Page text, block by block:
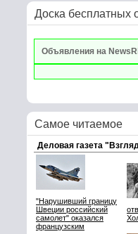
Доска бесплатных
Объявления на
Самое читаемое